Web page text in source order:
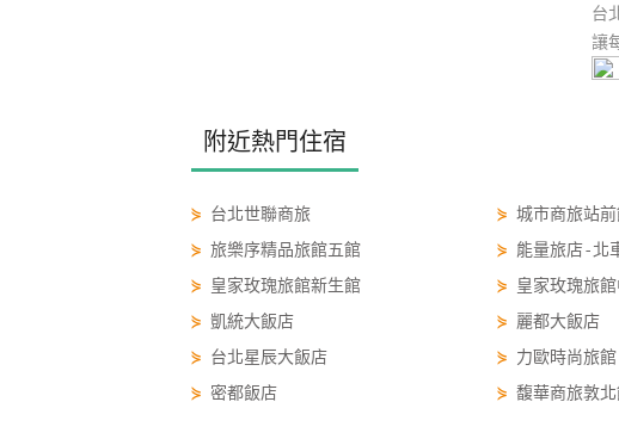
台
讓
附近熱門住宿
⋟ 台北世聯商旅 ⋟ 城市商旅站
⋟ 旅樂序精品旅館五館 ⋟ 能量旅店-北
⋟ 皇家玫瑰旅館新生館 ⋟ 皇家玫瑰旅
⋟ 凱統大飯店 ⋟ 麗都大飯店
⋟ 台北星辰大飯店 ⋟ 力歐時尚旅館
⋟ 密都飯店 ⋟ 馥華商旅敦